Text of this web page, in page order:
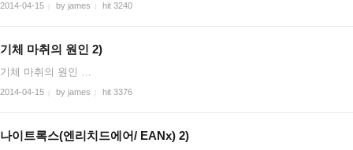
2014-04-15 by james hit 3240
기체 마취의 원인 2)
기체 마취의 원인 …
2014-04-15 by james hit 3376
나이트록스(엔리치드에어/ EANx) 2)